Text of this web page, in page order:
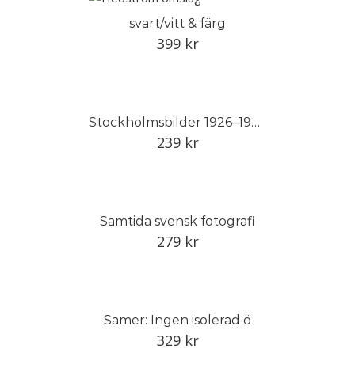
svart/vitt & färg
399 kr
Stockholmsbilder 1926–1946
239 kr
Samtida svensk fotografi
279 kr
Samer: Ingen isolerad ö
329 kr